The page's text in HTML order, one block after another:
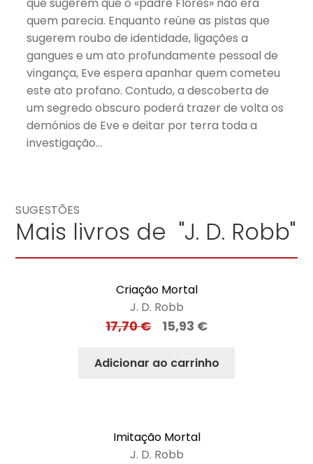
quem parecia. Enquanto reúne as pistas que
sugerem roubo de identidade, ligações a
gangues e um ato profundamente pessoal de
vingança, Eve espera apanhar quem cometeu
este ato profano. Contudo, a descoberta de
um segredo obscuro poderá trazer de volta os
demónios de Eve e deitar por terra toda a
investigação…
SUGESTÕES
Mais livros de "J. D. Robb"
Criação Mortal
J. D. Robb
17,70€ 15,93 €
Adicionar ao carrinho
Imitação Mortal
J. D. Robb